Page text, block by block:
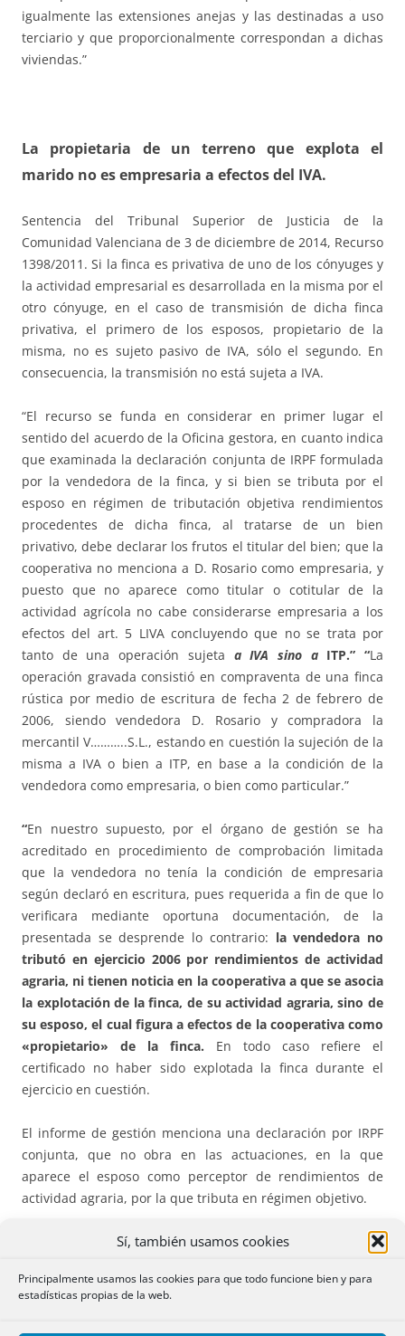
Sí, también usamos cookies
Principalmente usamos las cookies para que todo funcione bien y para
estadísticas propias de la web.
igualmente las extensiones anejas y las destinadas a uso
terciario y que proporcionalmente correspondan a dichas
viviendas.”
La propietaria de un terreno que explota el
marido no es empresaria a efectos del IVA.
Sentencia del Tribunal Superior de Justicia de la
Comunidad Valenciana de 3 de diciembre de 2014, Recurso
1398/2011. Si la finca es privativa de uno de los cónyuges y
la actividad empresarial es desarrollada en la misma por el
otro cónyuge, en el caso de transmisión de dicha finca
privativa, el primero de los esposos, propietario de la
misma, no es sujeto pasivo de IVA, sólo el segundo. En
consecuencia, la transmisión no está sujeta a IVA.
“El recurso se funda en considerar en primer lugar el
sentido del acuerdo de la Oficina gestora, en cuanto indica
que examinada la declaración conjunta de IRPF formulada
por la vendedora de la finca, y si bien se tributa por el
esposo en régimen de tributación objetiva rendimientos
procedentes de dicha finca, al tratarse de un bien
privativo, debe declarar los frutos el titular del bien; que la
cooperativa no menciona a D. Rosario como empresaria, y
puesto que no aparece como titular o cotitular de la
actividad agrícola no cabe considerarse empresaria a los
efectos del art. 5 LIVA concluyendo que no se trata por
tanto de una operación sujeta a IVA sino aITP.” “La
operación gravada consistió en compraventa de una finca
rústica por medio de escritura de fecha 2 de febrero de
2006, siendo vendedora D. Rosario y compradora la
mercantil V………..S.L., estando en cuestión la sujeción de la
misma a IVA o bien a ITP, en base a la condición de la
vendedora como empresaria, o bien como particular.”
“En nuestro supuesto, por el órgano de gestión se ha
acreditado en procedimiento de comprobación limitada
que la vendedora no tenía la condición de empresaria
según declaró en escritura, pues requerida a fin de que lo
verificara mediante oportuna documentación, de la
presentada se desprende lo contrario: la vendedora no
tributó en ejercicio 2006 por rendimientos de actividad
agraria, ni tienen noticia en la cooperativa a que se asocia
la explotación de la finca, de su actividad agraria, sino de
su esposo, el cual figura a efectos de la cooperativa como
«propietario» de la finca. En todo caso refiere el
certificado no haber sido explotada la finca durante el
ejercicio en cuestión.
El informe de gestión menciona una declaración por IRPF
conjunta, que no obra en las actuaciones, en la que
aparece el esposo como perceptor de rendimientos de
actividad agraria, por la que tributa en régimen objetivo.
Por tanto aun admitiendo que la finca fuera objeto de
que la titularidad dominical de la finca comporte por sí la
titularidad de la actividad consistente en su explotación